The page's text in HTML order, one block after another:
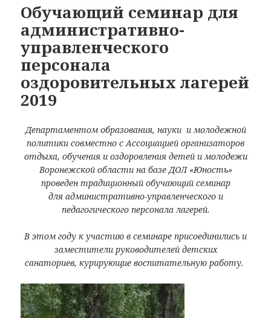
Обучающий семинар для
административно-
управленческого
персонала
оздоровительных лагерей
2019
Департаментом образования, науки и молодежной
политики совместно с Ассоциацией организаторов
отдыха, обучения и оздоровления детей и молодежи
Воронежской области на базе ДОЛ «Юность»
проведен традиционный обучающий семинар
для административно-управленческого и
педагогического персонала лагерей.
В этом году к участию в семинаре присоединились и
заместители руководителей детских
санаториев, курирующие воспитательную работу.